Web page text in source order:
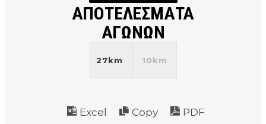
ΑΠΟΤΕΛΕΣΜΑΤΑ
ΑΓΩΝΩΝ
27km 10km
Excel Copy
PDF